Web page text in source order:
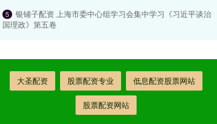
5
银铺子配资 上海市委中心组学习会集中学习《习近平谈治
国理政》第五卷
大圣配资 股票配资专业 低息配资股票网站
股票配资网站